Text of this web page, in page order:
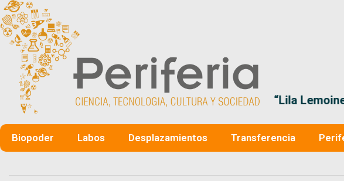
“Lila
Biopoder Labos Desplazamientos Transferencia